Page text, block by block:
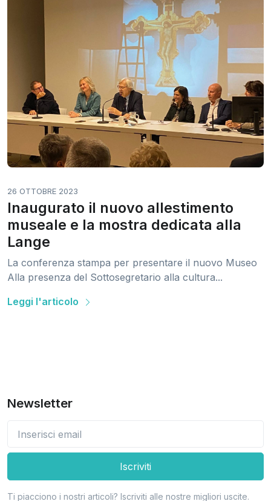
26 OTTOBRE 2023
Inaugurato il nuovo allestimento
museale e la mostra dedicata alla
Lange
La conferenza stampa per presentare il nuovo Museo
Alla presenza del Sottosegretario alla cultura...
Leggi l'articolo
Newsletter
Iscriviti
Ti piacciono i nostri articoli? Iscriviti alle nostre migliori uscite.